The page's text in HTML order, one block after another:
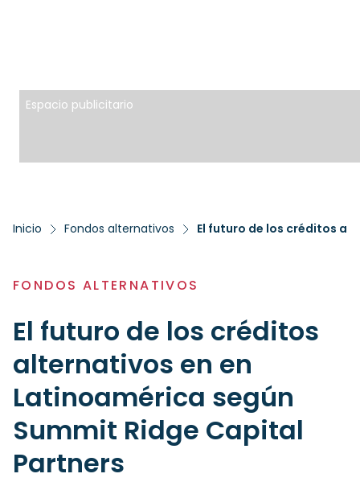
Espacio publicitario
Inicio Fondos alternativos
FONDOS ALTERNATIVOS
El futuro de los créditos
alternativos en en
Latinoamérica según
Summit Ridge Capital
Partners